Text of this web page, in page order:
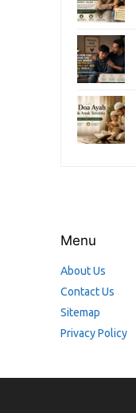
Menu
About Us
Contact Us
Sitemap
Privacy Policy